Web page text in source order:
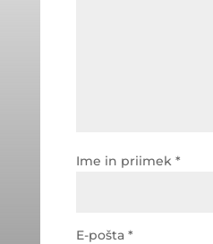
Ime in priimek *
E-pošta *